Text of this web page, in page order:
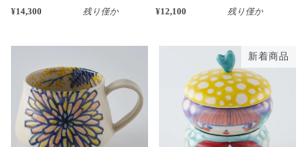
¥14,300 残り僅か ¥12,100 残り僅か
新着商品